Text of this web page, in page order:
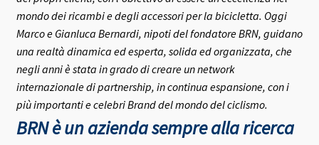
mondo dei ricambi e degli accessori per la bicicletta. Oggi
Marco e Gianluca Bernardi, nipoti del fondatore BRN, guidano
una realtà dinamica ed esperta, solida ed organizzata, che
negli anni è stata in grado di creare un network
internazionale di partnership, in continua espansione, con i
più importanti e celebri Brand del mondo del ciclismo.
BRN è un azienda sempre alla ricerca